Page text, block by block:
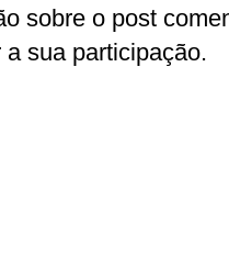
sobre o post
sua participação.